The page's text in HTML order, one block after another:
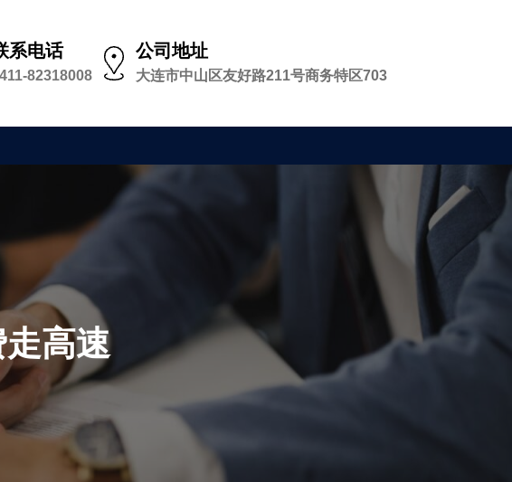
系电话
82318008
公司地址
大连市中山区友好路211号商务特区703
高速